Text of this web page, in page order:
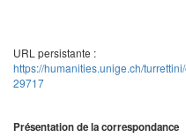
URL persistante :
https://humanities.unige.ch/
29717
Présentation de la correspondance